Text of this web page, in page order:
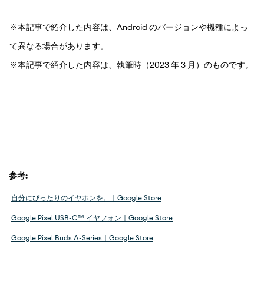
※本記事で紹介した内容は、Android のバージョンや機種によっ
て異なる場合があります。
※本記事で紹介した内容は、執筆時（2023 年 3 月）のものです。
参考:
自分にぴったりのイヤホンを。｜Google Store
Google Pixel USB-C™ イヤフォン｜Google Store
Google Pixel Buds A-Series｜Google Store